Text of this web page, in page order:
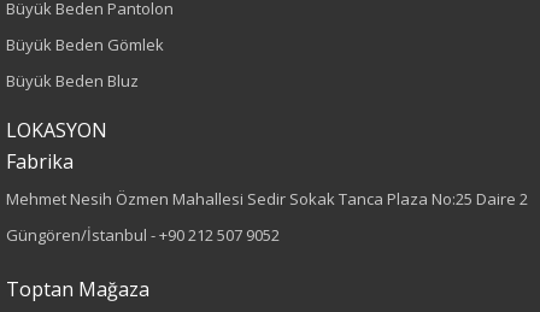
Kumaş Tipi
Örme
Desen
Kumaş
%100 Polyester
Büyük Beden Pantolon
Büyük Beden Gömlek
Büyük Beden Bluz
LOKASYON
Fabrika
Mehmet Nesih Özmen Mahallesi Sedir Sokak Tanca Plaza No:25 Daire 2
Güngören/İstanbul -+90 212 507 9052
Toptan Mağaza